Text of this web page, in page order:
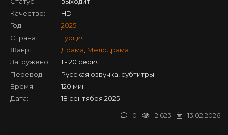
Качество:
HD
Год:
2025
Страна:
Турция
Жанр:
Драма Мелодрама
Загружено:
1 - 20 серия
Перевод:
Русская озвучка, субтитры
Время:
120 мин
Дата:
18 сентября 2025
13.02.2026
2 623
0